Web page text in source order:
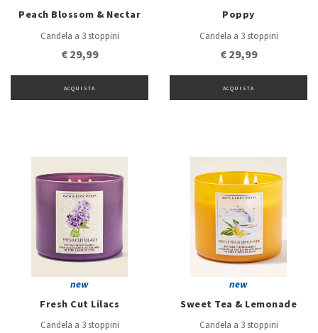
Peach Blossom & Nectar
Candela a 3 stoppini
€ 29,99
ACQUISTA
Poppy
Candela a 3 stoppini
€ 29,99
ACQUISTA
new
Fresh Cut Lilacs
Candela a 3 stoppini
new
Sweet Tea & Lemonade
Candela a 3 stoppini